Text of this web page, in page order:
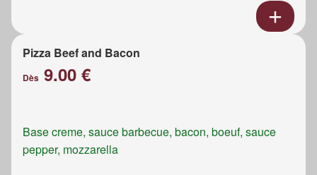
Pizza Beef and Bacon
Dès 9.00 €
Base creme, sauce barbecue, bacon, boeuf, sauce
pepper, mozzarella